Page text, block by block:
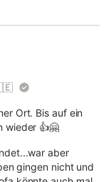
und ist bei der
vom
Ort. Bis auf ein
wieder 👍🤗
aber
gingen nicht und